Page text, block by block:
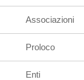
Associazioni
Proloco
Enti